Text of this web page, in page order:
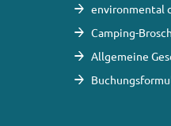
environmental
Camping-
Allgemeine